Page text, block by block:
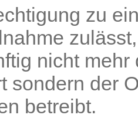
zu
nicht
sondern der
betreibt.